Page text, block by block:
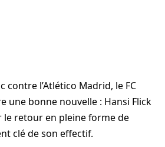
contre l’Atlético Madrid, le FC
une bonne nouvelle : Hansi Flick
retour en pleine forme de
clé de son effectif.